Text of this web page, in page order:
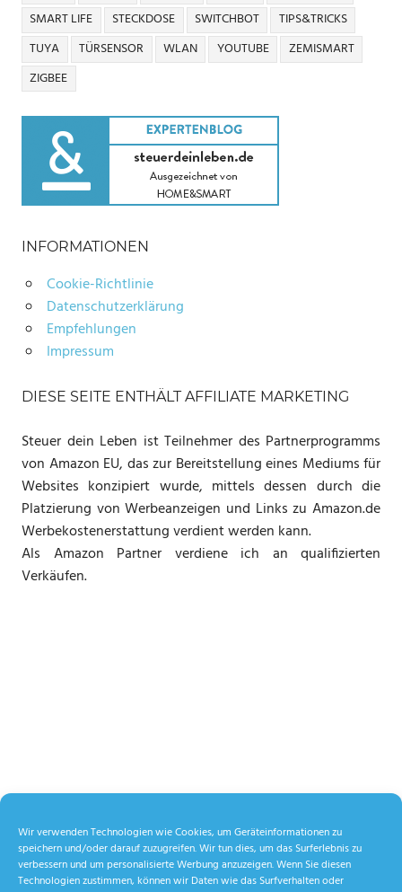
Wir verwenden Technologien wie Cookies, um Geräteinformationen zu
speichern und/oder darauf zuzugreifen. Wir tun dies, um das Surferlebnis zu
verbessern und um personalisierte Werbung anzuzeigen. Wenn Sie diesen
Technologien zustimmen, können wir Daten wie das Surfverhalten oder
SMART LIFE
STECKDOSE SWITCHBOT
TIPS&TRICKS
TUYA
TÜRSENSOR WLAN YOUTUBE
ZEMISMART
ZIGBEE
INFORMATIONEN
Cookie-Richtlinie
Datenschutzerklärung
Empfehlungen
Impressum
DIESE SEITE ENTHÄLT AFFILIATE MARKETING
Steuer dein Leben ist Teilnehmer des Partnerprogramms
von Amazon EU, das zur Bereitstellung eines Mediums für
Websites konzipiert wurde, mittels dessen durch die
Platzierung von Werbeanzeigen und Links zu Amazon.de
Werbekostenerstattung verdient werden kann.
Als Amazon Partner verdiene ich an qualifizierten
Verkäufen.